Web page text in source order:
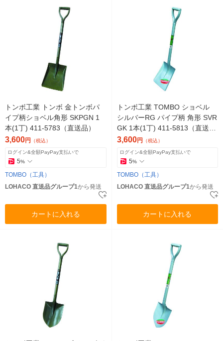
トンボ工業 トンボ 金トンボパ
イプ柄ショベル角形 SKPGN 1
本(1丁) 411-5783（直送品）
3,600円 （税込）
ログイン&全額PayPay支払いで
5%
TOMBO（工具）
LOHACO 直送品グループ1から発送
カートに入れる
トンボ工業 TOMBO ショベル
シルバーRG パイプ柄 角形 SVR
GK 1本(1丁) 411-5813（直送
品）
3,600円 （税込）
ログイン&全額PayPay支払いで
5%
TOMBO（工具）
LOHACO 直送品グループ1から発送
カートに入れる